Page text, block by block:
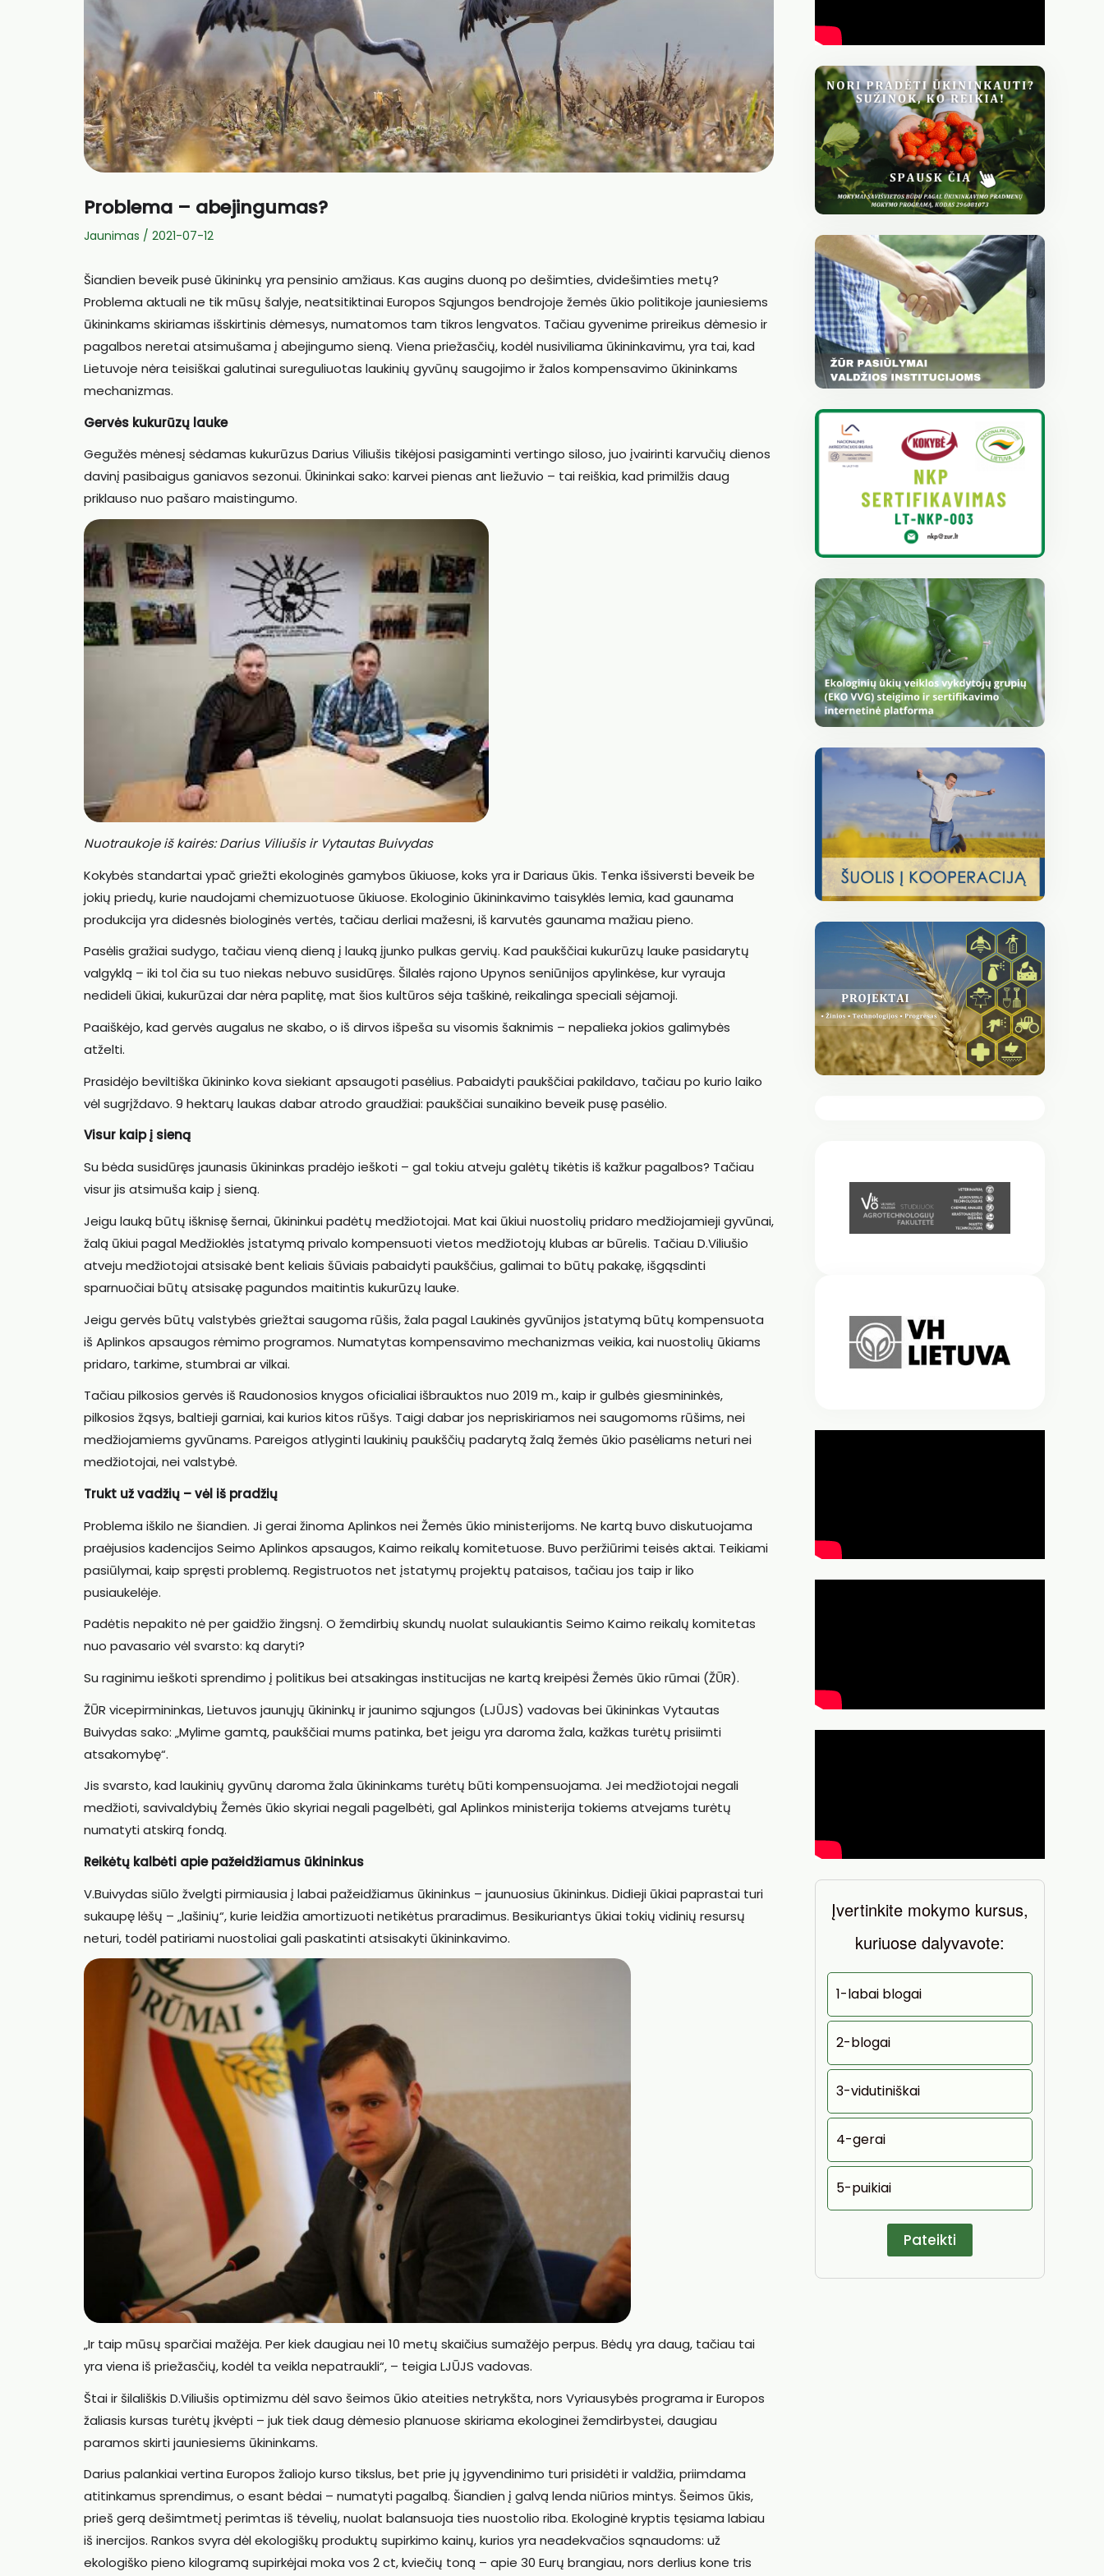
Problema – abejingumas?
Jaunimas / 2021-07-12
Šiandien beveik pusė ūkininkų yra pensinio amžiaus. Kas augins duoną po dešimties, dvidešimties metų?
Problema aktuali ne tik mūsų šalyje, neatsitiktinai Europos Sąjungos bendrojoje žemės ūkio politikoje jauniesiems
ūkininkams skiriamas išskirtinis dėmesys, numatomos tam tikros lengvatos. Tačiau gyvenime prireikus dėmesio ir
pagalbos neretai atsimušama į abejingumo sieną. Viena priežasčių, kodėl nusiviliama ūkininkavimu, yra tai, kad
Lietuvoje nėra teisiškai galutinai sureguliuotas laukinių gyvūnų saugojimo ir žalos kompensavimo ūkininkams
mechanizmas.
Gervės kukurūzų lauke
Gegužės mėnesį sėdamas kukurūzus Darius Viliušis tikėjosi pasigaminti vertingo siloso, juo įvairinti karvučių dienos
davinį pasibaigus ganiavos sezonui. Ūkininkai sako: karvei pienas ant liežuvio – tai reiškia, kad primilžis daug
priklauso nuo pašaro maistingumo.
Nuotraukoje iš kairės: Darius Viliušis ir Vytautas Buivydas
Kokybės standartai ypač griežti ekologinės gamybos ūkiuose, koks yra ir Dariaus ūkis. Tenka išsiversti beveik be
jokių priedų, kurie naudojami chemizuotuose ūkiuose. Ekologinio ūkininkavimo taisyklės lemia, kad gaunama
produkcija yra didesnės biologinės vertės, tačiau derliai mažesni, iš karvutės gaunama mažiau pieno.
Pasėlis gražiai sudygo, tačiau vieną dieną į lauką įjunko pulkas gervių. Kad paukščiai kukurūzų lauke pasidarytų
valgyklą – iki tol čia su tuo niekas nebuvo susidūręs. Šilalės rajono Upynos seniūnijos apylinkėse, kur vyrauja
nedideli ūkiai, kukurūzai dar nėra paplitę, mat šios kultūros sėja taškinė, reikalinga speciali sėjamoji.
Paaiškėjo, kad gervės augalus ne skabo, o iš dirvos išpeša su visomis šaknimis – nepalieka jokios galimybės
atželti.
Prasidėjo beviltiška ūkininko kova siekiant apsaugoti pasėlius. Pabaidyti paukščiai pakildavo, tačiau po kurio laiko
vėl sugrįždavo. 9 hektarų laukas dabar atrodo graudžiai: paukščiai sunaikino beveik pusę pasėlio.
Visur kaip į sieną
Su bėda susidūręs jaunasis ūkininkas pradėjo ieškoti – gal tokiu atveju galėtų tikėtis iš kažkur pagalbos? Tačiau
visur jis atsimuša kaip į sieną.
Jeigu lauką būtų išknisę šernai, ūkininkui padėtų medžiotojai. Mat kai ūkiui nuostolių pridaro medžiojamieji gyvūnai,
žalą ūkiui pagal Medžioklės įstatymą privalo kompensuoti vietos medžiotojų klubas ar būrelis. Tačiau D.Viliušio
atveju medžiotojai atsisakė bent keliais šūviais pabaidyti paukščius, galimai to būtų pakakę, išgąsdinti
sparnuočiai būtų atsisakę pagundos maitintis kukurūzų lauke.
Jeigu gervės būtų valstybės griežtai saugoma rūšis, žala pagal Laukinės gyvūnijos įstatymą būtų kompensuota
iš Aplinkos apsaugos rėmimo programos. Numatytas kompensavimo mechanizmas veikia, kai nuostolių ūkiams
pridaro, tarkime, stumbrai ar vilkai.
Tačiau pilkosios gervės iš Raudonosios knygos oficialiai išbrauktos nuo 2019 m., kaip ir gulbės giesmininkės,
pilkosios žąsys, baltieji garniai, kai kurios kitos rūšys. Taigi dabar jos nepriskiriamos nei saugomoms rūšims, nei
medžiojamiems gyvūnams. Pareigos atlyginti laukinių paukščių padarytą žalą žemės ūkio pasėliams neturi nei
medžiotojai, nei valstybė.
Trukt už vadžių – vėl iš pradžių
Problema iškilo ne šiandien. Ji gerai žinoma Aplinkos nei Žemės ūkio ministerijoms. Ne kartą buvo diskutuojama
praėjusios kadencijos Seimo Aplinkos apsaugos, Kaimo reikalų komitetuose. Buvo peržiūrimi teisės aktai. Teikiami
pasiūlymai, kaip spręsti problemą. Registruotos net įstatymų projektų pataisos, tačiau jos taip ir liko
pusiaukelėje.
Padėtis nepakito nė per gaidžio žingsnį. O žemdirbių skundų nuolat sulaukiantis Seimo Kaimo reikalų komitetas
nuo pavasario vėl svarsto: ką daryti?
Su raginimu ieškoti sprendimo į politikus bei atsakingas institucijas ne kartą kreipėsi Žemės ūkio rūmai (ŽŪR).
ŽŪR vicepirmininkas, Lietuvos jaunųjų ūkininkų ir jaunimo sąjungos (LJŪJS) vadovas bei ūkininkas Vytautas
Buivydas sako: „Mylime gamtą, paukščiai mums patinka, bet jeigu yra daroma žala, kažkas turėtų prisiimti
atsakomybę“.
Jis svarsto, kad laukinių gyvūnų daroma žala ūkininkams turėtų būti kompensuojama. Jei medžiotojai negali
medžioti, savivaldybių Žemės ūkio skyriai negali pagelbėti, gal Aplinkos ministerija tokiems atvejams turėtų
numatyti atskirą fondą.
Reikėtų kalbėti apie pažeidžiamus ūkininkus
V.Buivydas siūlo žvelgti pirmiausia į labai pažeidžiamus ūkininkus – jaunuosius ūkininkus. Didieji ūkiai paprastai turi
sukaupę lėšų – „lašinių“, kurie leidžia amortizuoti netikėtus praradimus. Besikuriantys ūkiai tokių vidinių resursų
neturi, todėl patiriami nuostoliai gali paskatinti atsisakyti ūkininkavimo.
„Ir taip mūsų sparčiai mažėja. Per kiek daugiau nei 10 metų skaičius sumažėjo perpus. Bėdų yra daug, tačiau tai
yra viena iš priežasčių, kodėl ta veikla nepatraukli“, – teigia LJŪJS vadovas.
Štai ir šilališkis D.Viliušis optimizmu dėl savo šeimos ūkio ateities netrykšta, nors Vyriausybės programa ir Europos
žaliasis kursas turėtų įkvėpti – juk tiek daug dėmesio planuose skiriama ekologinei žemdirbystei, daugiau
paramos skirti jauniesiems ūkininkams.
Darius palankiai vertina Europos žaliojo kurso tikslus, bet prie jų įgyvendinimo turi prisidėti ir valdžia, priimdama
atitinkamus sprendimus, o esant bėdai – numatyti pagalbą. Šiandien į galvą lenda niūrios mintys. Šeimos ūkis,
prieš gerą dešimtmetį perimtas iš tėvelių, nuolat balansuoja ties nuostolio riba. Ekologinė kryptis tęsiama labiau
iš inercijos. Rankos svyra dėl ekologiškų produktų supirkimo kainų, kurios yra neadekvačios sąnaudoms: už
ekologiško pieno kilogramą supirkėjai moka vos 2 ct, kviečių toną – apie 30 Eurų brangiau, nors derlius kone tris
Įvertinkite mokymo kursus,
kuriuose dalyvavote:
1-labai blogai
2-blogai
3-vidutiniškai
4-gerai
5-puikiai